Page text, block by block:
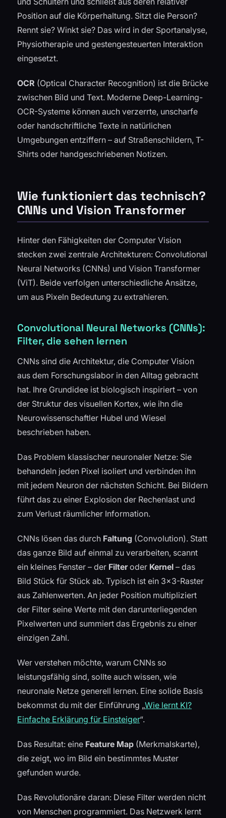
Position auf die Körperhaltung. Sitzt die Person?
Rennt sie? Winkt sie? Das wird in der Sportanalyse,
Physiotherapie und gestengesteuerten Interaktion
eingesetzt.
OCR (Optical Character Recognition) ist die Brücke
zwischen Bild und Text. Moderne Deep-Learning-
OCR-Systeme können auch verzerrte, unscharfe
oder handschriftliche Texte in natürlichen
Umgebungen entziffern – auf Straßenschildern, T-
Shirts oder handgeschriebenen Notizen.
Wie funktioniert das technisch?
CNNs und Vision Transformer
Hinter den Fähigkeiten der Computer Vision
stecken zwei zentrale Architekturen: Convolutional
Neural Networks (CNNs) und Vision Transformer
(ViT). Beide verfolgen unterschiedliche Ansätze,
um aus Pixeln Bedeutung zu extrahieren.
Convolutional Neural Networks (CNNs):
Filter, die sehen lernen
CNNs sind die Architektur, die Computer Vision
aus dem Forschungslabor in den Alltag gebracht
hat. Ihre Grundidee ist biologisch inspiriert – von
der Struktur des visuellen Kortex, wie ihn die
Neurowissenschaftler Hubel und Wiesel
beschrieben haben.
Das Problem klassischer neuronaler Netze: Sie
behandeln jeden Pixel isoliert und verbinden ihn
mit jedem Neuron der nächsten Schicht. Bei Bildern
führt das zu einer Explosion der Rechenlast und
zum Verlust räumlicher Information.
CNNs lösen das durch Faltung (Convolution). Statt
das ganze Bild auf einmal zu verarbeiten, scannt
ein kleines Fenster – der Filteroder Kernel – das
Bild Stück für Stück ab. Typisch ist ein 3×3-Raster
aus Zahlenwerten. An jeder Position multipliziert
der Filter seine Werte mit den darunterliegenden
Pixelwerten und summiert das Ergebnis zu einer
einzigen Zahl.
Wer verstehen möchte, warum CNNs so
leistungsfähig sind, sollte auch wissen, wie
neuronale Netze generell lernen. Eine solide Basis
bekommst du mit der Einführung „Wie lernt KI?
Einfache Erklärung für Einsteiger“.
Das Resultat: eine Feature Map (Merkmalskarte),
die zeigt, wo im Bild ein bestimmtes Muster
gefunden wurde.
Das Revolutionäre daran: Diese Filter werden nicht
von Menschen programmiert. Das Netzwerk lernt